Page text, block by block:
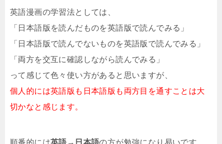
英語漫画の学習法としては、
「日本語版を読んだものを英語版で読んでみる」
「日本語版で読んでないものを英語版で読んでみる」
「両方を交互に確認しながら読んでみる」
って感じて色々使い方があると思いますが、
個人的には英語版も日本語版も両方目を通すことは大
切かなと感じます。
順番的には英語→日本語の方が勉強になり易いです